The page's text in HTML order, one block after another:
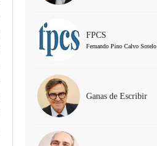
FPCS
Fernando Pino Calvo Sotelo
Ganas de Escribir